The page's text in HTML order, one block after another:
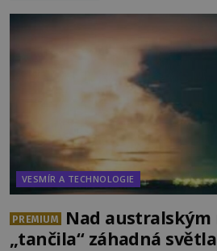
mimozemského původu? Dne 4. února roku 2023
vydává
VESMÍR A TECHNOLOGIE
PREMIUM
Nad australským
„tančila“ záhadná světla